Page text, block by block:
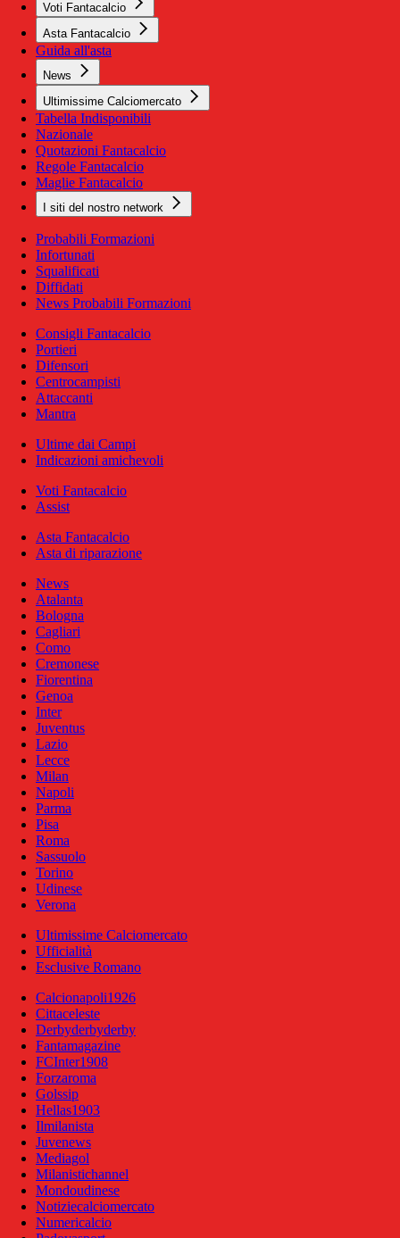
Voti Fantacalcio
Asta Fantacalcio
Guida all'asta
News
Ultimissime Calciomercato
Tabella Indisponibili
Nazionale
Quotazioni Fantacalcio
Regole Fantacalcio
Maglie Fantacalcio
I siti del nostro network
Probabili Formazioni
Infortunati
Squalificati
Diffidati
News Probabili Formazioni
Consigli Fantacalcio
Portieri
Difensori
Centrocampisti
Attaccanti
Mantra
Ultime dai Campi
Indicazioni amichevoli
Voti Fantacalcio
Assist
Asta Fantacalcio
Asta di riparazione
News
Atalanta
Bologna
Cagliari
Como
Cremonese
Fiorentina
Genoa
Inter
Juventus
Lazio
Lecce
Milan
Napoli
Parma
Pisa
Roma
Sassuolo
Torino
Udinese
Verona
Ultimissime Calciomercato
Ufficialità
Esclusive Romano
Calcionapoli1926
Cittaceleste
Derbyderbyderby
Fantamagazine
FCInter1908
Forzaroma
Golssip
Hellas1903
Ilmilanista
Juvenews
Mediagol
Milanistichannel
Mondoudinese
Notiziecalciomercato
Numericalcio